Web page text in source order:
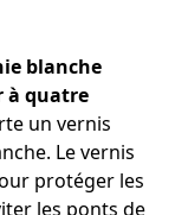
blanche
à quatre
un vernis
Le vernis
protéger les
les ponts de